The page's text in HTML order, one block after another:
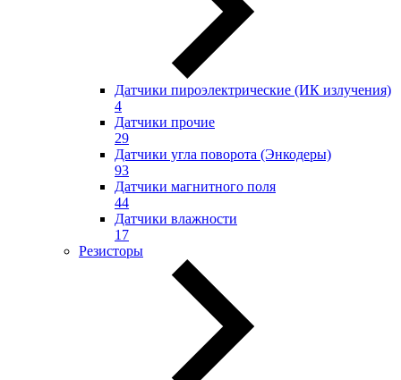
Датчики пироэлектрические (ИК излучения)
4
Датчики прочие
29
Датчики угла поворота (Энкодеры)
93
Датчики магнитного поля
44
Датчики влажности
17
Резисторы